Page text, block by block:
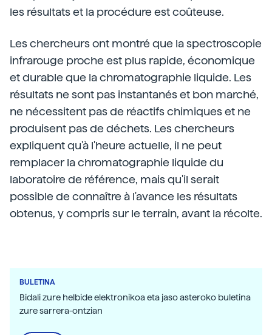
les résultats et la procédure est coûteuse.
Les chercheurs ont montré que la spectroscopie
infrarouge proche est plus rapide, économique
et durable que la chromatographie liquide. Les
résultats ne sont pas instantanés et bon marché,
ne nécessitent pas de réactifs chimiques et ne
produisent pas de déchets. Les chercheurs
expliquent qu'à l'heure actuelle, il ne peut
remplacer la chromatographie liquide du
laboratoire de référence, mais qu'il serait
possible de connaître à l'avance les résultats
obtenus, y compris sur le terrain, avant la récolte.
BULETINA
Bidali zure helbide elektronikoa eta jaso asteroko buletina
zure sarrera-ontzian